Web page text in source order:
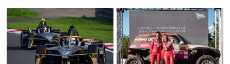
ano em que assinala o 25.º
aniversário da Marca de
performance premium
Schönborn é a segunda
mulher a subir ao pódio na
Rally Cup